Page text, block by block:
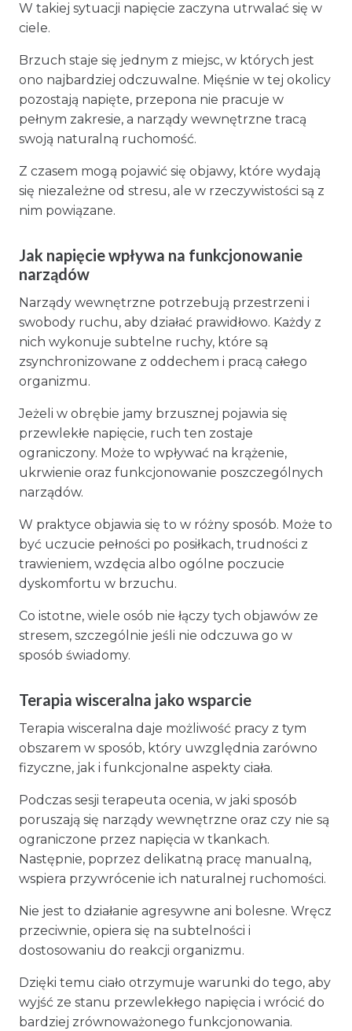
W takiej sytuacji napięcie zaczyna utrwalać się w
ciele.
Brzuch staje się jednym z miejsc, w których jest
ono najbardziej odczuwalne. Mięśnie w tej okolicy
pozostają napięte, przepona nie pracuje w
pełnym zakresie, a narządy wewnętrzne tracą
swoją naturalną ruchomość.
Z czasem mogą pojawić się objawy, które wydają
się niezależne od stresu, ale w rzeczywistości są z
nim powiązane.
Jak napięcie wpływa na funkcjonowanie
narządów
Narządy wewnętrzne potrzebują przestrzeni i
swobody ruchu, aby działać prawidłowo. Każdy z
nich wykonuje subtelne ruchy, które są
zsynchronizowane z oddechem i pracą całego
organizmu.
Jeżeli w obrębie jamy brzusznej pojawia się
przewlekłe napięcie, ruch ten zostaje
ograniczony. Może to wpływać na krążenie,
ukrwienie oraz funkcjonowanie poszczególnych
narządów.
W praktyce objawia się to w różny sposób. Może to
być uczucie pełności po posiłkach, trudności z
trawieniem, wzdęcia albo ogólne poczucie
dyskomfortu w brzuchu.
Co istotne, wiele osób nie łączy tych objawów ze
stresem, szczególnie jeśli nie odczuwa go w
sposób świadomy.
Terapia wisceralna jako wsparcie
Terapia wisceralna daje możliwość pracy z tym
obszarem w sposób, który uwzględnia zarówno
fizyczne, jak i funkcjonalne aspekty ciała.
Podczas sesji terapeuta ocenia, w jaki sposób
poruszają się narządy wewnętrzne oraz czy nie są
ograniczone przez napięcia w tkankach.
Następnie, poprzez delikatną pracę manualną,
wspiera przywrócenie ich naturalnej ruchomości.
Nie jest to działanie agresywne ani bolesne. Wręcz
przeciwnie, opiera się na subtelności i
dostosowaniu do reakcji organizmu.
Dzięki temu ciało otrzymuje warunki do tego, aby
wyjść ze stanu przewlekłego napięcia i wrócić do
bardziej zrównoważonego funkcjonowania.